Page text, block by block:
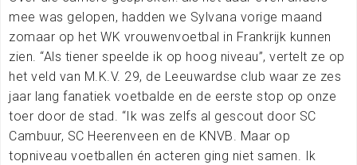
mee was gelopen, hadden we Sylvana vorige maand
zomaar op het WK vrouwenvoetbal in Frankrijk kunnen
zien. “Als tiener speelde ik op hoog niveau”, vertelt ze op
het veld van M.K.V. 29, de Leeuwardse club waar ze zes
jaar lang fanatiek voetbalde en de eerste stop op onze
toer door de stad. “Ik was zelfs al gescout door SC
Cambuur, SC Heerenveen en de KNVB. Maar op
topniveau voetballen én acteren ging niet samen. Ik